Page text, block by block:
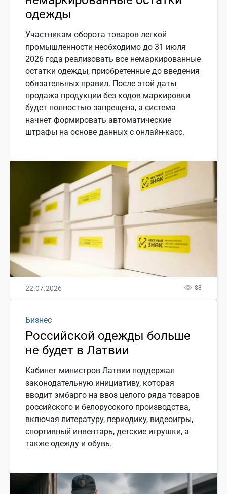
одежды
Участникам оборота товаров легкой
промышленности необходимо до 31 июля
2026 года реализовать все немаркированные
остатки одежды, приобретенные до введения
обязательных правил. После этой даты
продажа продукции без кодов маркировки
будет полностью запрещена, а система
начнет формировать автоматические
штрафы на основе данных с онлайн-касс.
22.07.2026 88
Бизнес
Российской одежды больше
не будет в Латвии
Кабинет министров Латвии поддержал
законодательную инициативу, которая
вводит эмбарго на ввоз целого ряда товаров
российского и белорусского производства,
включая литературу, периодику, видеоигры,
спортивный инвентарь, детские игрушки, а
также одежду и обувь.